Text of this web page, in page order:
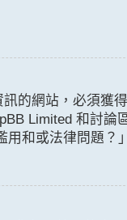
的網站，必須獲
Limited 和討論
和或法律問題？